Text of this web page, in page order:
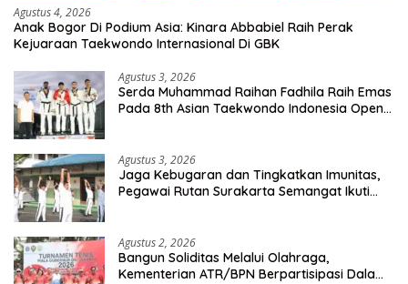
Agustus 4, 2026
Anak Bogor Di Podium Asia: Kinara Abbabiel Raih Perak
Kejuaraan Taekwondo Internasional Di GBK
Agustus 3, 2026
Serda Muhammad Raihan Fadhila Raih Emas
Pada 8th Asian Taekwondo Indonesia Open
Agustus 3, 2026
Jaga Kebugaran dan Tingkatkan Imunitas,
Pegawai Rutan Surakarta Semangat Ikuti
Agustus 2, 2026
Bangun Soliditas Melalui Olahraga,
Kementerian ATR/BPN Berpartisipasi Dalam